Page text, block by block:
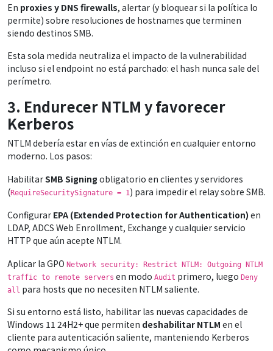
En proxies y DNS firewalls, alertar (y bloquear si la política lo
permite) sobre resoluciones de hostnames que terminen
siendo destinos SMB.
Esta sola medida neutraliza el impacto de la vulnerabilidad
incluso si el endpoint no está parchado: el hash nunca sale del
perímetro.
3. Endurecer NTLM y favorecer
Kerberos
NTLM debería estar en vías de extinción en cualquier entorno
moderno. Los pasos:
HabilitarSMB Signing obligatorio en clientes y servidores
(RequireSecuritySignature = 1) para impedir el relay sobre SMB.
Configurar EPA (Extended Protection for Authentication) en
LDAP, ADCS Web Enrollment, Exchange y cualquier servicio
HTTP que aún acepte NTLM.
Aplicar la GPO Network security: Restrict NTLM: Outgoing NTLM
traffic to remote servers en modo Audit primero, luego Deny
all para hosts que no necesiten NTLM saliente.
Si su entorno está listo, habilitar las nuevas capacidades de
Windows 11 24H2+ que permiten deshabilitar NTLM en el
cliente para autenticación saliente, manteniendo Kerberos